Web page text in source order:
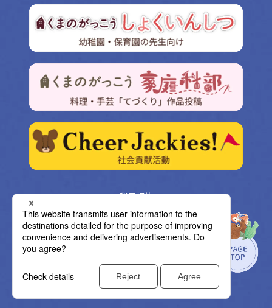
利用規約
プライバシーポリシー
クッキー設定
©BANDAI